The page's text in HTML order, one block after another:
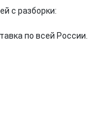
с разборки:
по всей России.